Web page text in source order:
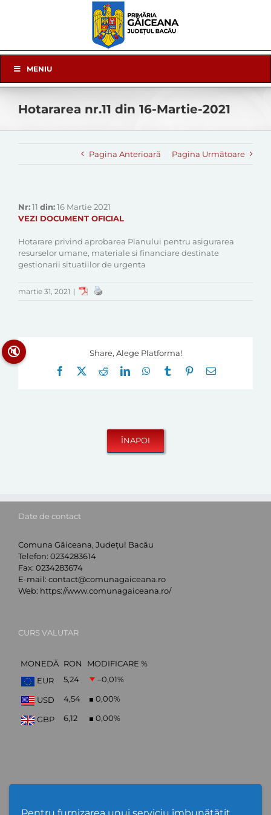
Navigation
MENIU
Hotararea nr.11 din 16-Martie-2021
Pagina Anterioară Pagina Următoare
Nr:11 din:16 Martie 2021
VEZI DOCUMENT OFICIAL
Hotarare privind aprobarea Planului pentru asigurarea
resurselor umane, materiale si financiare destinate
gestionarii situatiilor de urgenta
martie 31, 2021 |
Share, Alege Platforma!
Facebook
RedditLinkedInWhatsApp
Tumblr Pinterest
E-
Date de contact
Comuna Găiceana, Județul Bacău
Telefon: 0234283614
Fax: 0234283674
E-mail: contact@comunagaiceana.ro
Web: https://www.comunagaiceana.ro/
CURS VALUTAR
MONEDĂ RON
MODIFICARE %
EUR
5,24 –0,01%
USD 4,54 0,00%
GBP 6,12 0,00%
🔇